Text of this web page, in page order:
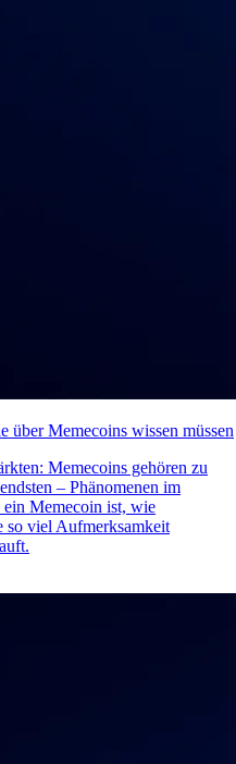
über Memecoins wissen müssen
Memecoins gehören zu
– Phänomenen im
Memecoin ist, wie
so viel Aufmerksamkeit